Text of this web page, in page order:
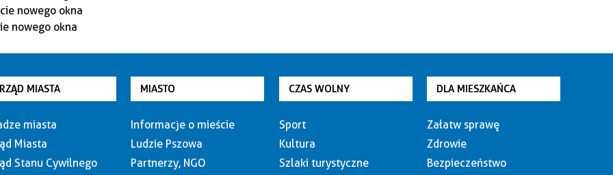
MIASTA
miasta
Miasta
Stanu Cywilnego
MIASTO
Informacje o mieście
Ludzie Pszowa
Partnerzy, NGO
CZAS WOLNY
Sport
Kultura
Szlaki turystyczne
DLA MIESZKAŃCA
Załatw sprawę
Zdrowie
Bezpieczeństwo